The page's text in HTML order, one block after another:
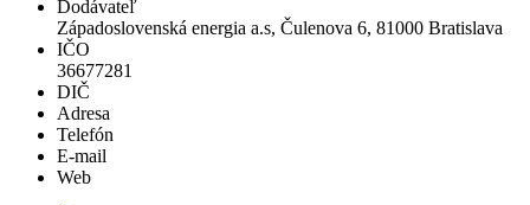
Dodávateľ
Západoslovenská energia a.s, Čulenova 6, 81000 Bratislava
IČO
36677281
DIČ
Adresa
Telefón
E-mail
Web